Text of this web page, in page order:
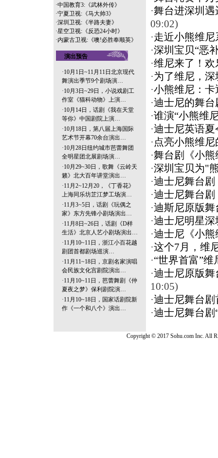
·中国教育3:《武林外传》
·宁夏卫视:《马大帅3》
·深圳卫视:《半路夫妻》
·星空卫视:《反恐24小时》
·内蒙古卫视:《噢!必胜奉顺英》
演出预告
·10月1日~11月11日北京现代
舞演出季节9个剧场演…
·10月3日~29日，小说戏剧工
作室《猫科动物》上演…
·10月14日，话剧《我在天堂
等你》中国剧院上演…
·10月18日，第八届上海国际
艺术节开幕70余台演出…
·10月28日纽约城市芭蕾舞团
全明星团北展剧场演…
·10月29~30日，歌舞《云岭天
籁》北大百年讲堂演出…
·11月2~12月20，《丁香花》
上海同乐坊芷江梦工场演…
·11月3~5日，话剧《玩偶之
家》东方先锋小剧场演出…
·11月8日~26日，话剧《D样
生活》北京人艺小剧场演出…
·11月10~11日，浙江小百花越
剧团首都剧场巡演…
·11月11~18日，京剧名家演唱
会民族文化宫剧院演出…
·11月10~11日，芭蕾舞剧《仲
夏夜之梦》保利剧院演…
·11月10~18日，国家话剧院新
作《一个和八个》演出…
·舞台进深圳
09:02)
·走近小熊维
·深圳宝贝“恶
·维尼来了！
·为了维尼，
·小熊维尼：
·迪士尼的舞台
·谁演“小熊维
·迪士尼英语
· 点亮小熊维
·舞台剧《小
·深圳宝贝为"
·迪士尼舞台剧
·迪士尼舞台
·迪斯尼原版
·迪士尼明星
·迪士尼《小
·这个7月，维
·“世界首富”
·迪士尼原版
10:05)
·迪士尼舞台剧
·迪士尼舞台剧
Copyright © 2017 Sohu.com Inc. All